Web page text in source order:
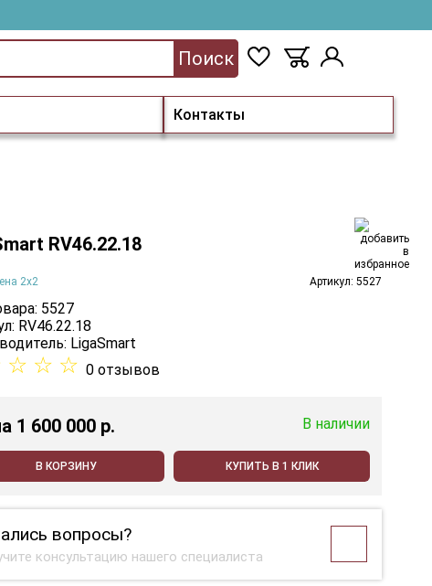
Контакты
Поиск
RV46.22.18
2x2 Артикул: 5527
5527
RV46.22.18
LigaSmart
☆ ☆ ☆ 0 отзывов
1 600 000 p. В наличии
В КОРЗИНУ КУПИТЬ В 1 КЛИК
вопросы?
консультацию нашего специалиста